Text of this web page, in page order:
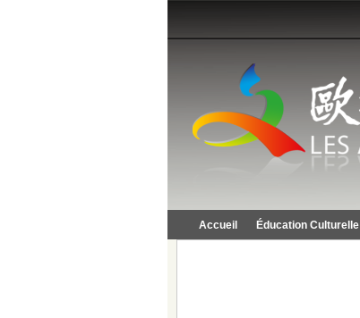
Accueil Éducation Culturelle